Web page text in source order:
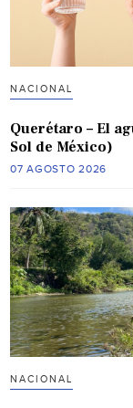
NACIONAL
Querétaro – El
Sol de México)
07 AGOSTO 2026
NACIONAL